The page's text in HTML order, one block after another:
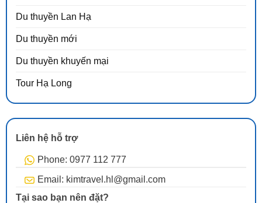
Du thuyền Lan Hạ
Du thuyền mới
Du thuyền khuyến mại
Tour Hạ Long
Liên hệ hỗ trợ
Phone: 0977 112 777
Email: kimtravel.hl@gmail.com
Tại sao bạn nên đặt?